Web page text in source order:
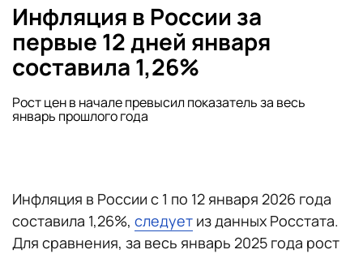
Инфляция в России за
первые 12 дней января
составила 1,26%
Рост цен в начале превысил показатель за весь
январь прошлого года
Инфляция в России с 1 по 12 января 2026 года
составила 1,26%, следует из данных Росстата.
Для сравнения, за весь январь 2025 года рост